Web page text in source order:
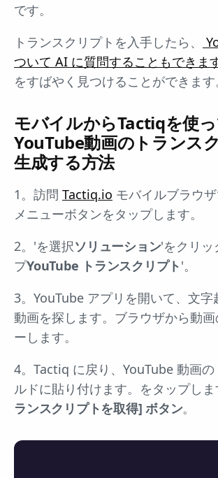
です。
トランスクリプトを入手したら、
ついて AI に質問することもできま
をすばやく見つけることができます
モバイルからTactiqを使
YouTube動画のトランス
生成する方法
1。訪問 Tactiq.io モバイルブラウ
メニューボタンをタップします。
2。'を選択ソリューション'をクリッ
プYouTube トランスクリプト'。
3。YouTube アプリを開いて、文字
動画を探します。ブラウザから動
ーします。
4。Tactiq に戻り、YouTube 動画の
ルドに貼り付けます。をタップしま
ランスクリプトを取得] ボタン。